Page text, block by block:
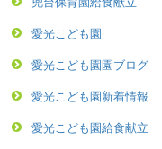
愛光こども園
愛光こども園園ブログ
愛光こども園新着情報
愛光こども園給食献立